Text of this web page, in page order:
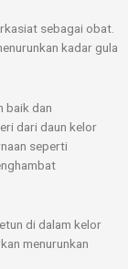
sebagai obat.
kadar gula
baik dan
dari daun kelor
seperti
di dalam kelor
menurunkan